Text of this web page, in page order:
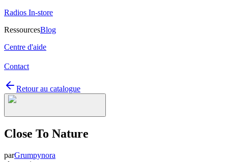
Radios In-store
RessourcesBlog
Centre d'aide
Contact
Retour au catalogue
Close To Nature
parGrumpynora